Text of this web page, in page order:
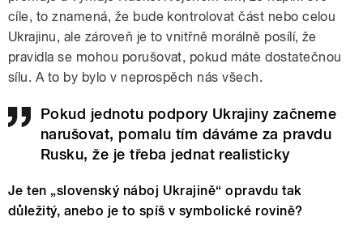
cíle, to znamená, že bude kontrolovat část nebo celou
Ukrajinu, ale zároveň je to vnitřně morálně posílí, že
pravidla se mohou porušovat, pokud máte dostatečnou
sílu. A to by bylo v neprospěch nás všech.
Pokud jednotu podpory Ukrajiny začneme
narušovat, pomalu tím dáváme za pravdu
Rusku, že je třeba jednat realisticky
Je ten „slovenský náboj Ukrajině“ opravdu tak
důležitý, anebo je to spíš v symbolické rovině?